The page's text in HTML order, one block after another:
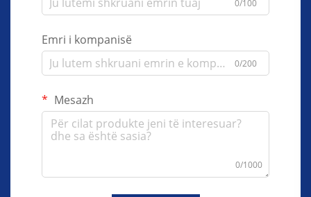
0/100
Emri i kompanisë
0/200
Mesazh
0/1000